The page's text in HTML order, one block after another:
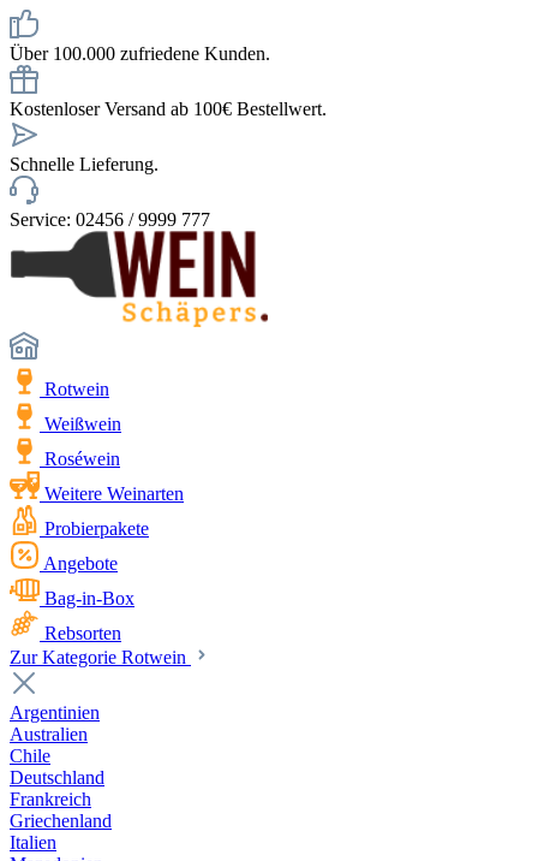
Über 100.000 zufriedene Kunden.
Kostenloser Versand ab 100€ Bestellwert.
Schnelle Lieferung.
Service: 02456 / 9999 777
Rotwein
Weißwein
Roséwein
Weitere Weinarten
Probierpakete
Angebote
Bag-in-Box
Rebsorten
Zur Kategorie Rotwein
Argentinien
Australien
Chile
Deutschland
Frankreich
Griechenland
Italien